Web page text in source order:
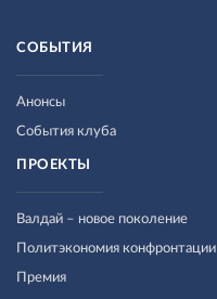
СОБЫТИЯ
Анонсы
События клуба
ПРОЕКТЫ
Валдай – новое поколение
Политэкономия конфронтации
Премия